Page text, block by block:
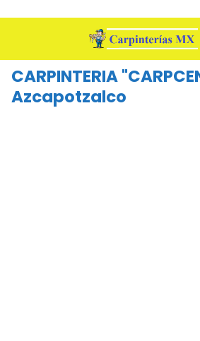
CARPINTERIA
Azcapotzalco